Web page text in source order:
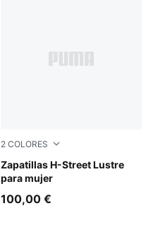
2 COLORES
Zapatillas H-Street Lustre
para mujer
Powder Pink-Birch
100,00 €